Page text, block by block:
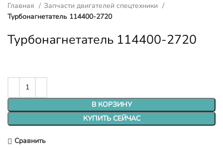
Главная
Запчасти двигателей спецтехники
Турбонагнетатель 114400-2720
Турбонагнетатель 114400-2720
В КОРЗИНУ
КУПИТЬ СЕЙЧАС
Сравнить